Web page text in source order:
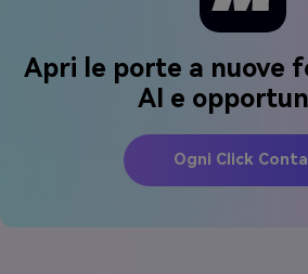
Apri le porte a nuove
AI e
Ogni Click